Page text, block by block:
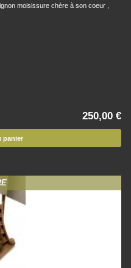
moisissure chère à son coeur ,
250,00 €
panier